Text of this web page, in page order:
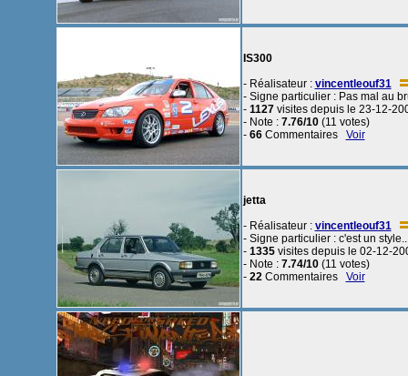
IS300
- Réalisateur : vincentleouf31
- Signe particulier : Pas mal au
- 1127visites depuis le 23-12-
- Note : 7.76/10(11 votes)
- 66Commentaires Voir
jetta
- Réalisateur : vincentleouf31
- Signe particulier : c'est un
- 1335visites depuis le 02-12-
- Note : 7.74/10(11 votes)
- 22Commentaires Voir